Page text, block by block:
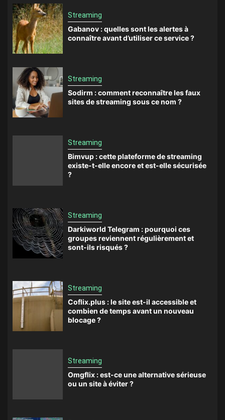
Streaming
Gabanov : quelles sont les alertes à
connaître avant d’utiliser ce service ?
Streaming
Sodirm : comment reconnaître les faux
sites de streaming sous ce nom ?
Streaming
Bimvup : cette plateforme de streaming
existe-t-elle encore et est-elle sécurisée
?
Streaming
Darkiworld Telegram : pourquoi ces
groupes reviennent régulièrement et
sont-ils risqués ?
Streaming
Coflix.plus : le site est-il accessible et
combien de temps avant un nouveau
blocage ?
Streaming
Omgflix : est-ce une alternative sérieuse
ou un site à éviter ?